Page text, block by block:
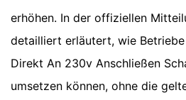
erhöhen. In der offiziellen
detailliert erläutert, wie Betriebe
Direkt An 230v Anschließen
umsetzen können, ohne die